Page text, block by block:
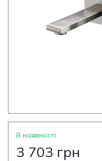
В наявності
3 703 грн